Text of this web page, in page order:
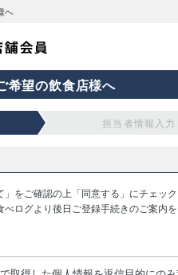
へ
希望の飲食店様へ
担当者情報入力
をご確認の上「同意する」にチェッ
ログより後日ご登録手続きのご案内